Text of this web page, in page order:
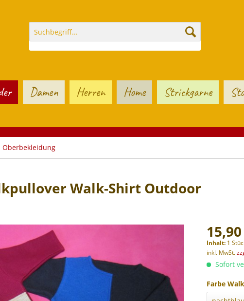
Damen Herren Home Strickgarne
Oberbekleidung
Walk-Shirt Outdoor
Inhalt: 1
inkl. MwSt.
Sofort
Farbe